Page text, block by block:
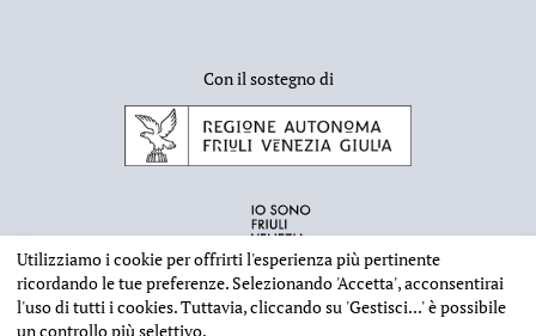
Con il sostegno di
Utilizziamo i cookie per offrirti l'esperienza più pertinente
ricordando le tue preferenze. Selezionando 'Accetta', acconsentirai
l'uso di tutti i cookies. Tuttavia, cliccando su 'Gestisci...'è possibile
un controllo più selettivo.